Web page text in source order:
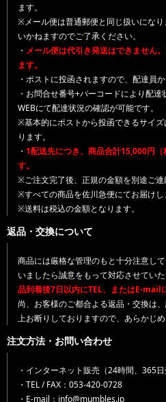
ます。
※メール便は普通郵便と同じ扱いにな
いかねますのでご了承ください。
・ メール便は代引き発送はできません
ます。
・ポストに投函されますので、配達員
・お問合せ番号+バーコードにより配
WEBにて配達状況の確認が可能です。
※基本的にポストから投函できるサイ
ります。
・ 1配送先につき、商品合計15,000円
す。
※ご注文完了後、正規の金額を別途ご連
※すべての商品を佐川急便にてお届けし
※送料は税込の金額となります。
返品・交換について
商品には厳格な管理のもと十分注意し
いましたら誠意をもって対応させていた
品到着後7日以内にTEL、またはE-mail
尚、お客様のご都合よる返品・交換は
上お断りしておりますので、あらかじめ
注文方法・お問い合わせ
・インターネット販売（24時間、365日
・TEL / FAX：053-420-0728
・E-mail：info@mumbles.jp